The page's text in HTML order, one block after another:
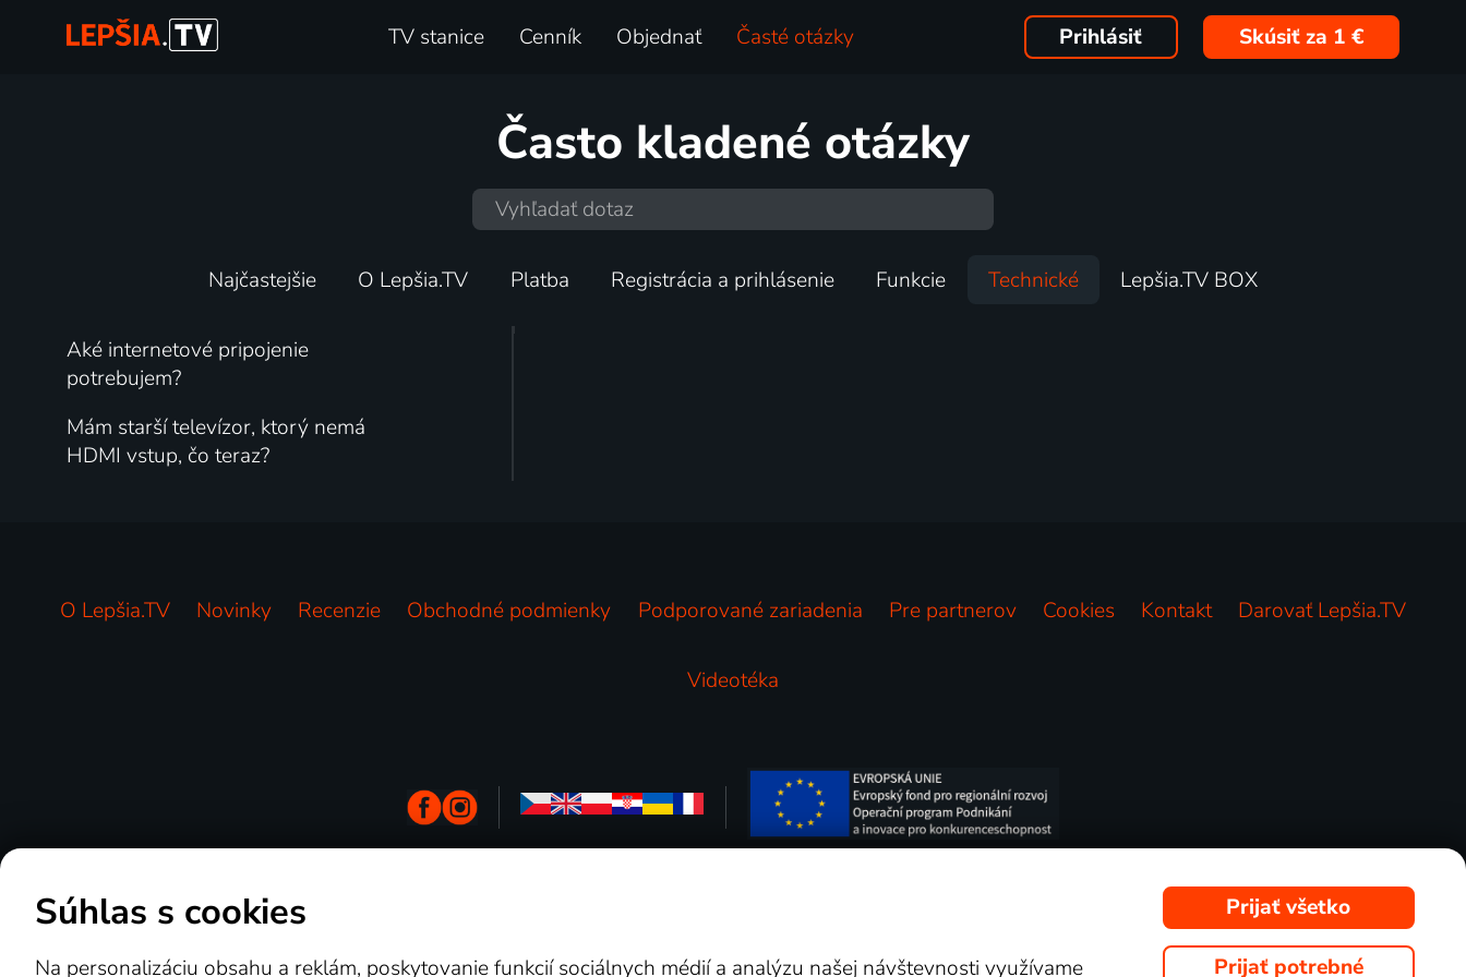
TV stanice Cenník Objednať Časté otázky Prihlásiť Skúsiť za 1 €
Často kladené otázky
Najčastejšie O Lepšia.TV Platba Registrácia a prihlásenie Funkcie Technické Lepšia.TV BOX
Aké internetové pripojenie
potrebujem?
Mám starší televízor, ktorý nemá
HDMI vstup, čo teraz?
O Lepšia.TV Novinky Recenzie Obchodné podmienky Podporované zariadenia Pre partnerov Cookies Kontakt Darovať Lepšia.TV
Videotéka
Súhlas s cookies
Na personalizáciu obsahu a reklám, poskytovanie funkcií sociálnych médií a analýzu našej návštevnosti využívame
Prijať všetko
Prijať potrebné